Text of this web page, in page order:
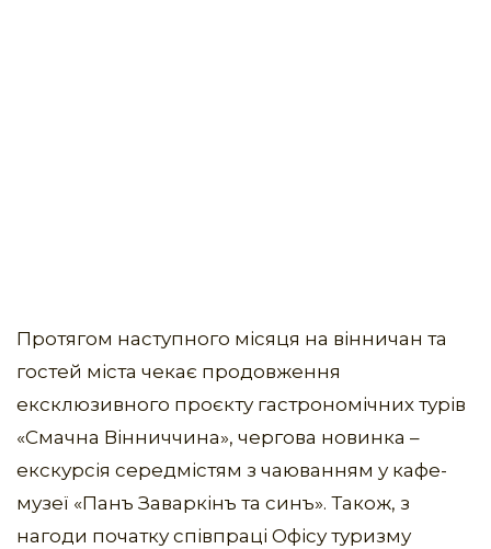
Протягом наступного місяця на вінничан та
гостей міста чекає продовження
ексклюзивного проєкту гастрономічних турів
«Смачна Вінниччина», чергова новинка –
екскурсія середмістям з чаюванням у кафе-
музеї «Панъ Заваркінъ та синъ». Також, з
нагоди початку співпраці Офісу туризму